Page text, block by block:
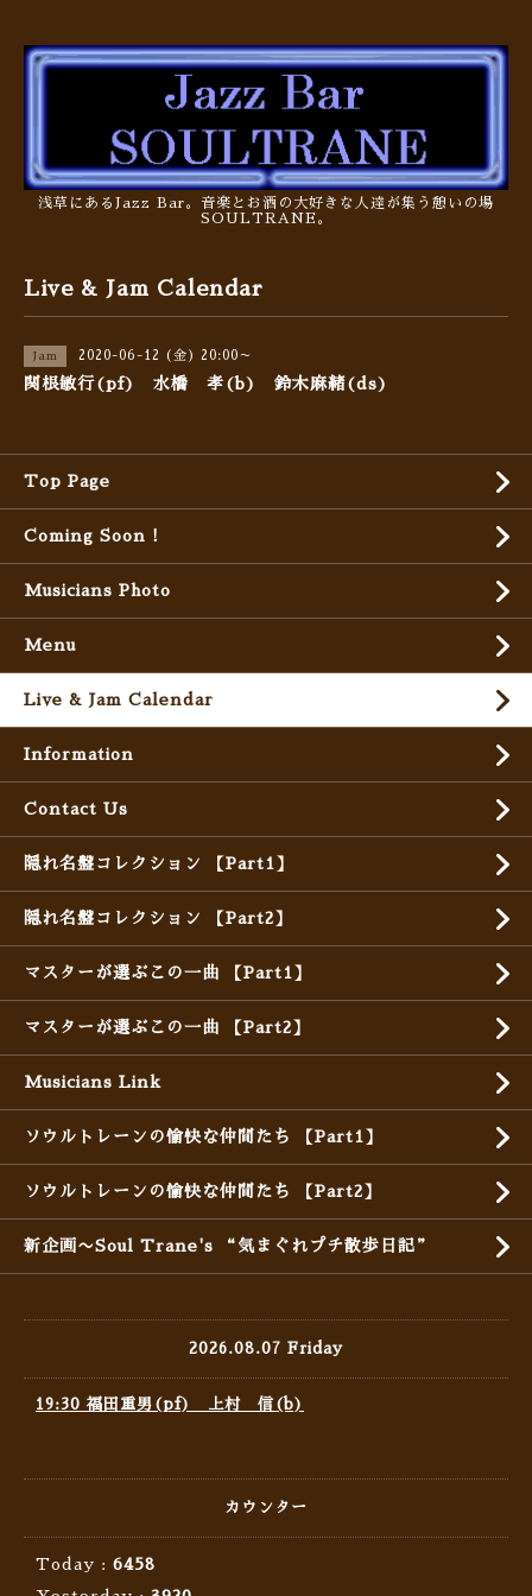
浅草にあるJazz Bar。音楽とお酒の大好きな人達が集う憩いの場
SOULTRANE。
Live & Jam Calendar
Jam 2020-06-12 (金) 20:00～
関根敏行(pf) 水橋 孝(b) 鈴木麻緒(ds)
Top Page
Coming Soon !
Musicians Photo
Menu
Live & Jam Calendar
Information
Contact Us
隠れ名盤コレクション 【Part1】
隠れ名盤コレクション 【Part2】
マスターが選ぶこの一曲 【Part1】
マスターが選ぶこの一曲 【Part2】
Musicians Link
ソウルトレーンの愉快な仲間たち 【Part1】
ソウルトレーンの愉快な仲間たち 【Part2】
新企画〜Soul Trane's “気まぐれプチ散歩日記”
2026.08.07 Friday
19:30 福田重男(pf) 上村 信(b)
カウンター
Today : 6458